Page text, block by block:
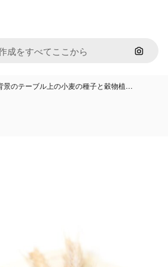
画像で
景のテーブル上の小麦の種子と穀物植…